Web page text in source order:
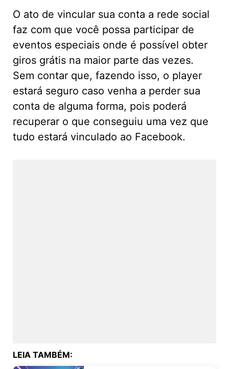
O ato de vincular sua conta a rede social
faz com que você possa participar de
eventos especiais onde é possível obter
giros grátis na maior parte das vezes.
Sem contar que, fazendo isso, o player
estará seguro caso venha a perder sua
conta de alguma forma, pois poderá
recuperar o que conseguiu uma vez que
tudo estará vinculado ao Facebook.
LEIA TAMBÉM: